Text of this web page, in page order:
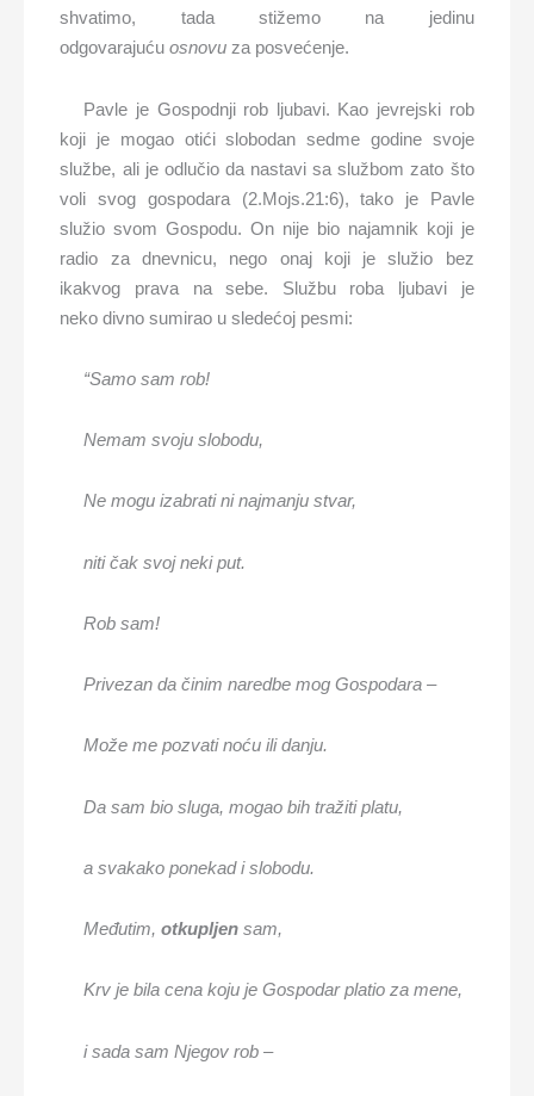
shvatimo, tada stižemo na jedinu
odgovarajućuosnovu za posvećenje.
Pavle je Gospodnji rob ljubavi. Kao jevrejski rob
koji je mogao otići slobodan sedme godine svoje
službe, ali je odlučio da nastavi sa službom zato što
voli svog gospodara (2.Mojs.21:6), tako je Pavle
služio svom Gospodu. On nije bio najamnik koji je
radio za dnevnicu, nego onaj koji je služio bez
ikakvog prava na sebe. Službu roba ljubavi je
neko divno sumirao u sledećoj pesmi:
“Samo sam rob!
Nemam svoju slobodu,
Ne mogu izabrati ni najmanjustvar,
nitičaksvoj neki put.
Rob sam!
Privezan da činimnaredbe mog Gospodara –
Može me pozvati noću ili danju.
Da sam bio sluga,mogao bih tražitiplatu,
a svakakoponekadislobodu.
Međutim,otkupljen sam,
Krv je bila cena kojujeGospodarplatio za mene,
i sada samNjegov rob–